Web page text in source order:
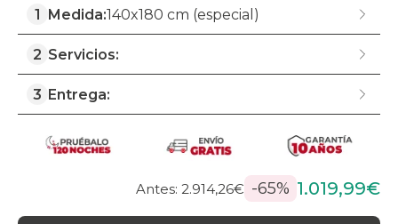
1 Medida:140x180 cm (especial)
2 Servicios:
3 Entrega:
Antes: 2.914,26€ -65% 1.019,99€